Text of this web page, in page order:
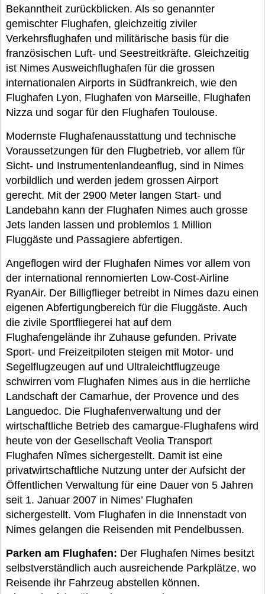
Bekanntheit zurückblicken. Als so genannter
gemischter Flughafen, gleichzeitig ziviler
Verkehrsflughafen und militärische basis für die
französischen Luft- und Seestreitkräfte. Gleichzeitig
ist Nimes Ausweichflughafen für die grossen
internationalen Airports in Südfrankreich, wie den
Flughafen Lyon, Flughafen von Marseille, Flughafen
Nizza und sogar für den Flughafen Toulouse.
Modernste Flughafenausstattung und technische
Voraussetzungen für den Flugbetrieb, vor allem für
Sicht- und Instrumentenlandeanflug, sind in Nimes
vorbildlich und werden jedem grossen Airport
gerecht. Mit der 2900 Meter langen Start- und
Landebahn kann der Flughafen Nimes auch grosse
Jets landen lassen und problemlos 1 Million
Fluggäste und Passagiere abfertigen.
Angeflogen wird der Flughafen Nimes vor allem von
der international rennomierten Low-Cost-Airline
RyanAir. Der Billigflieger betreibt in Nimes dazu einen
eigenen Abfertigungbereich für die Fluggäste. Auch
die zivile Sportfliegerei hat auf dem
Flughafengelände ihr Zuhause gefunden. Private
Sport- und Freizeitpiloten steigen mit Motor- und
Segelflugzeugen auf und Ultraleichtflugzeuge
schwirren vom Flughafen Nimes aus in die herrliche
Landschaft der Camarhue, der Provence und des
Languedoc. Die Flughafenverwaltung und der
wirtschaftliche Betrieb des camargue-Flughafens wird
heute von der Gesellschaft Veolia Transport
Flughafen Nîmes sichergestellt. Damit ist eine
privatwirtschaftliche Nutzung unter der Aufsicht der
Öffentlichen Verwaltung für eine Dauer von 5 Jahren
seit 1. Januar 2007 in Nimes’ Flughafen
sichergestellt. Vom Flughafen in die Innenstadt von
Nimes gelangen die Reisenden mit Pendelbussen.
Parken am Flughafen: Der Flughafen Nimes besitzt
selbstverständlich auch ausreichende Parkplätze, wo
Reisende ihr Fahrzeug abstellen können.